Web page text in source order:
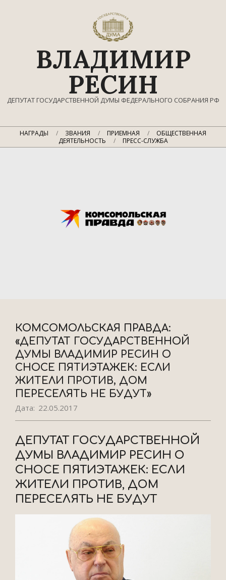
ВЛАДИМИР
РЕСИН
ДЕПУТАТ ГОСУДАРСТВЕННОЙ ДУМЫ ФЕДЕРАЛЬНОГО СОБРАНИЯ РФ
Главное
НАГРАДЫ ЗВАНИЯ ПРИЕМНАЯ
ОБЩЕСТВЕННАЯ
ДЕЯТЕЛЬНОСТЬ
ПРЕСС-СЛУЖБА
КОМСОМОЛЬСКАЯ ПРАВДА:
«ДЕПУТАТ ГОСУДАРСТВЕННОЙ
ДУМЫ ВЛАДИМИР РЕСИН О
СНОСЕ ПЯТИЭТАЖЕК: ЕСЛИ
ЖИТЕЛИ ПРОТИВ, ДОМ
ПЕРЕСЕЛЯТЬ НЕ БУДУТ»
Дата: 22.05.2017
ДЕПУТАТ ГОСУДАРСТВЕННОЙ
ДУМЫ ВЛАДИМИР РЕСИН О
СНОСЕ ПЯТИЭТАЖЕК: ЕСЛИ
ЖИТЕЛИ ПРОТИВ, ДОМ
ПЕРЕСЕЛЯТЬ НЕ БУДУТ